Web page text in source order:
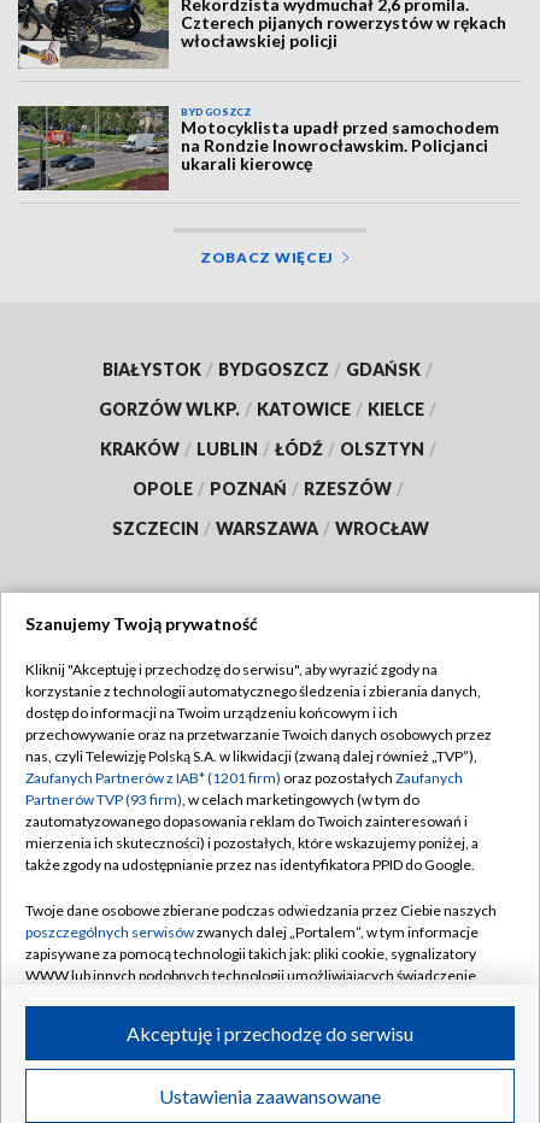
Rekordzista wydmuchał 2,6 promila.
Czterech pijanych rowerzystów w rękach
włocławskiej policji
BYDGOSZCZ
Motocyklista upadł przed samochodem
na Rondzie Inowrocławskim. Policjanci
ukarali kierowcę
ZOBACZ WIĘCEJ
BIAŁYSTOK / BYDGOSZCZ / GDAŃSK /
GORZÓW WLKP. / KATOWICE / KIELCE /
KRAKÓW / LUBLIN / ŁÓDŹ / OLSZTYN /
OPOLE / POZNAŃ / RZESZÓW /
SZCZECIN / WARSZAWA / WROCŁAW
TVP
Abonament TVP
Emisja w TVP
Centrum informacji TVP
Naziemna Telewizja Cyfrowa
Rada Programowa
System NOS
Informacje o nadawcy
Program dla prasy
Regulamin TVP
Polityka prywatności
Moje zgody
Pomoc
Kontakt
Kanały
©2026 Telewizja Polska S.A. w likwidacji
Szanujemy Twoją prywatność
Kliknij "Akceptuję i przechodzę do serwisu", aby wyrazić zgody na
korzystanie z technologii automatycznego śledzenia i zbierania danych,
dostęp do informacji na Twoim urządzeniu końcowym i ich
przechowywanie oraz na przetwarzanie Twoich danych osobowych przez
nas, czyli Telewizję Polską S.A. w likwidacji (zwaną dalej również „TVP”),
Zaufanych Partnerów z IAB* (1201 firm) oraz pozostałych Zaufanych
Partnerów TVP (93 firm), w celach marketingowych (w tym do
zautomatyzowanego dopasowania reklam do Twoich zainteresowań i
mierzenia ich skuteczności) i pozostałych, które wskazujemy poniżej, a
także zgody na udostępnianie przez nas identyfikatora PPID do Google.
Twoje dane osobowe zbierane podczas odwiedzania przez Ciebie naszych
poszczególnych serwisówzwanych dalej „Portalem”, w tym informacje
zapisywane za pomocą technologii takich jak: pliki cookie, sygnalizatory
WWW lub innych podobnych technologii umożliwiających świadczenie
ruchu w Internecie.
Twoje dane osobowe zbierane podczas odwiedzania przez Ciebie
poszczególnych serwisówna Portalu, takie jak adresy IP, identyfikatory
Ustawienia zaawansowane
Akceptuję i przechodzę do serwisu